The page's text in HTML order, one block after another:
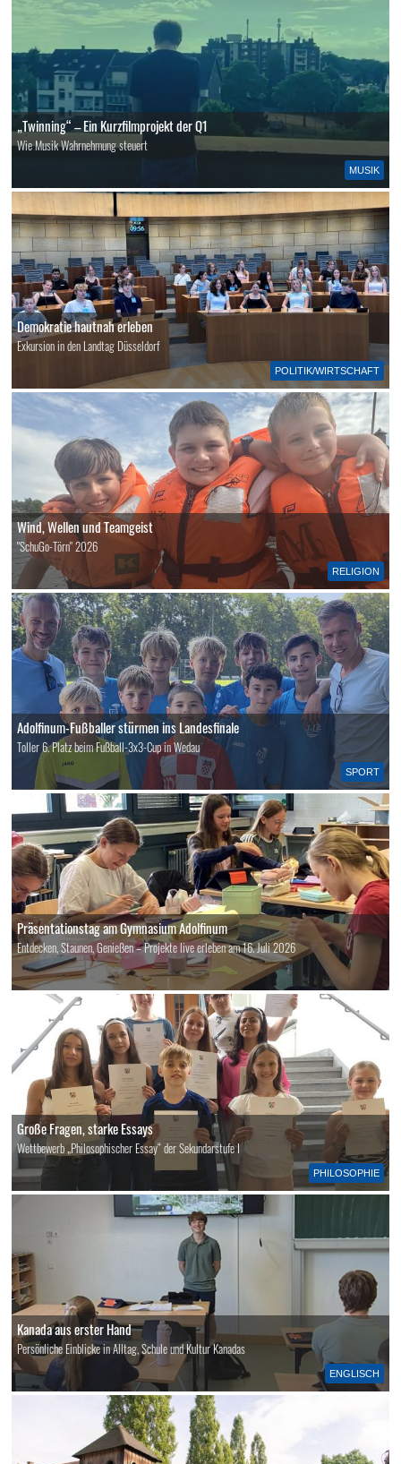
MUSIK
„Twinning“ – Ein Kurzfilmprojekt der Q1
Wie Musik Wahrnehmung steuert
POLITIK/WIRTSCHAFT
Demokratie hautnah erleben
Exkursion in den Landtag Düsseldorf
RELIGION
Wind, Wellen und Teamgeist
"SchuGo-Törn" 2026
SPORT
Adolfinum-Fußballer stürmen ins Landesfinale
Toller 6. Platz beim Fußball-3x3-Cup in Wedau
Präsentationstag am Gymnasium Adolfinum
Entdecken, Staunen, Genießen – Projekte live erleben am 16. Juli 2026
PHILOSOPHIE
Große Fragen, starke Essays
Wettbewerb „Philosophischer Essay“ der Sekundarstufe I
ENGLISCH
Kanada aus erster Hand
Persönliche Einblicke in Alltag, Schule und Kultur Kanadas